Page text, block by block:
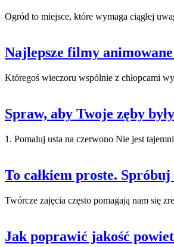
Ogród to miejsce, które wymaga ciągłej
Najlepsze filmy
Któregoś wieczoru wspólnie z chłopcami
Spraw, aby Twoje zęby
1. Pomaluj usta na czerwono Nie jest
To całkiem proste.
Twórcze zajęcia często pomagają nam się
Jak poprawić jakość